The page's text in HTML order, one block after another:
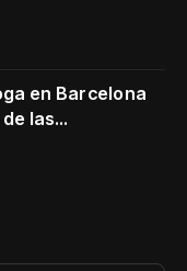
en Barcelona
las